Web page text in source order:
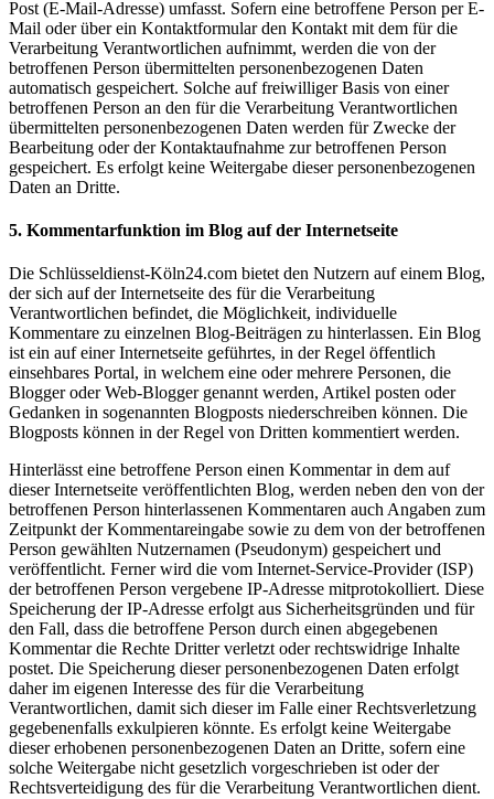
Post (E-Mail-Adresse) umfasst. Sofern eine betroffene Person per E-
Mail oder über ein Kontaktformular den Kontakt mit dem für die
Verarbeitung Verantwortlichen aufnimmt, werden die von der
betroffenen Person übermittelten personenbezogenen Daten
automatisch gespeichert. Solche auf freiwilliger Basis von einer
betroffenen Person an den für die Verarbeitung Verantwortlichen
übermittelten personenbezogenen Daten werden für Zwecke der
Bearbeitung oder der Kontaktaufnahme zur betroffenen Person
gespeichert. Es erfolgt keine Weitergabe dieser personenbezogenen
Daten an Dritte.
5. Kommentarfunktion im Blog auf der Internetseite
Die Schlüsseldienst-Köln24.com bietet den Nutzern auf einem Blog,
der sich auf der Internetseite des für die Verarbeitung
Verantwortlichen befindet, die Möglichkeit, individuelle
Kommentare zu einzelnen Blog-Beiträgen zu hinterlassen. Ein Blog
ist ein auf einer Internetseite geführtes, in der Regel öffentlich
einsehbares Portal, in welchem eine oder mehrere Personen, die
Blogger oder Web-Blogger genannt werden, Artikel posten oder
Gedanken in sogenannten Blogposts niederschreiben können. Die
Blogposts können in der Regel von Dritten kommentiert werden.
Hinterlässt eine betroffene Person einen Kommentar in dem auf
dieser Internetseite veröffentlichten Blog, werden neben den von der
betroffenen Person hinterlassenen Kommentaren auch Angaben zum
Zeitpunkt der Kommentareingabe sowie zu dem von der betroffenen
Person gewählten Nutzernamen (Pseudonym) gespeichert und
veröffentlicht. Ferner wird die vom Internet-Service-Provider (ISP)
der betroffenen Person vergebene IP-Adresse mitprotokolliert. Diese
Speicherung der IP-Adresse erfolgt aus Sicherheitsgründen und für
den Fall, dass die betroffene Person durch einen abgegebenen
Kommentar die Rechte Dritter verletzt oder rechtswidrige Inhalte
postet. Die Speicherung dieser personenbezogenen Daten erfolgt
daher im eigenen Interesse des für die Verarbeitung
Verantwortlichen, damit sich dieser im Falle einer Rechtsverletzung
gegebenenfalls exkulpieren könnte. Es erfolgt keine Weitergabe
dieser erhobenen personenbezogenen Daten an Dritte, sofern eine
solche Weitergabe nicht gesetzlich vorgeschrieben ist oder der
Rechtsverteidigung des für die Verarbeitung Verantwortlichen dient.